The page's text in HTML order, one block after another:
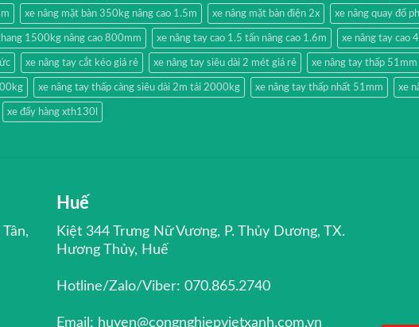
xe nâng mặt bàn 350kg nâng cao 1.5m xe nâng mặt bàn điện 2x xe nâng quay đổ
1500kg nâng cao 800mm xe nâng tay cao 1.5 tấn nâng cao 1.6m xe nâng tay cao
xe nâng tay cắt kéo giá rẻ xe nâng tay siêu dài 2 mét giá rẻ xe nâng tay thấp
xe nâng tay thấp càng siêu dài 2m tải 2000kg xe nâng tay thấp nhất 51mm xe
xe đẩy hàng xth130l
Huế
Kiệt 344 Trưng Nữ Vương, P. Thủy Dương, TX.
Hương Thủy, Huế
Hotline/Zalo/Viber: 070.865.2740
Email: huyen@congnghiepvietxanh.com.vn